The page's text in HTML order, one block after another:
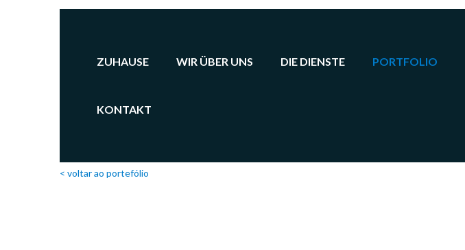
ZUHAUSE WIR ÜBER UNS DIE DIENSTE PORTFOLIO
KONTAKT
< voltar ao portefólio